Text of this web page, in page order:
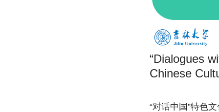
“Dialogues
Chinese
“对话中国”特色